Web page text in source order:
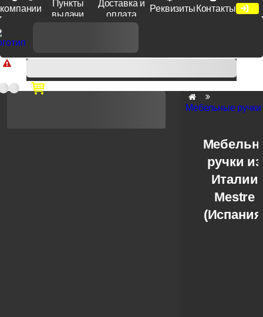
компании
Пункты
выдачи
Доставка и
оплата
Реквизиты Контакты
Доп. скидка от цен на сайте 7% при заказе от 50 тыс. руб
продукции Venezia, Fratelli, Tupai, Extreza, Melodia, Forme при
оплате по счету.
Мебельные ручки
ручки из
Италии
Mestre